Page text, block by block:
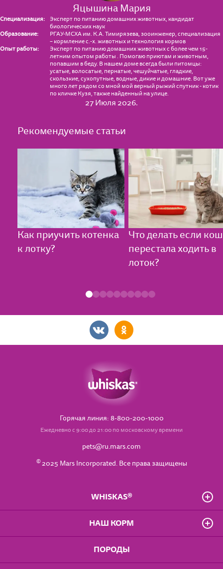
Яцышина Мария
Специализация:
Эксперт по питанию домашних животных, кандидат
биологических наук
Образование:
РГАУ-МСХА им. К.А. Тимирязева, зооинженер, специализация
– кормление с.-х. животных и технология кормов
Опыт работы:
Эксперт по питанию домашних животных с более чем 15-
летним опытом работы . Помогаю приютам и животным,
попавшим в беду. В нашем доме всегда были питомцы:
усатые, волосатые, пернатые, чешуйчатые, гладкие,
скользкие, сухопутные, водные, дикие и домашние. Вот уже
много лет рядом со мной мой верный рыжий спутник - котик
по кличке Кузя, также найденный на улице.
27 Июля 2026.
Рекомендуемые статьи
Как приучить котенка
к лотку?
Что делать если
перестала ходить в
лоток?
Горячая линия: 8-800-200-1000
Ежедневно с 9:00 до 21:00 по московскому времени
pets@ru.mars.com
©2025 Mars Incorporated. Все права защищены
WHISKAS®
О бренде
Положение о конфиденциальности
НАШ КОРМ
Для котят от 1 до 12 мес.
ПОРОДЫ